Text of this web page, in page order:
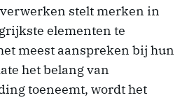
stelt merken in
elementen te
meest aanspreken bij hun
het belang van
toeneemt, wordt het